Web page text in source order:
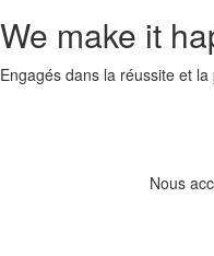
We make it
Engagés dans la réussite et
Nous